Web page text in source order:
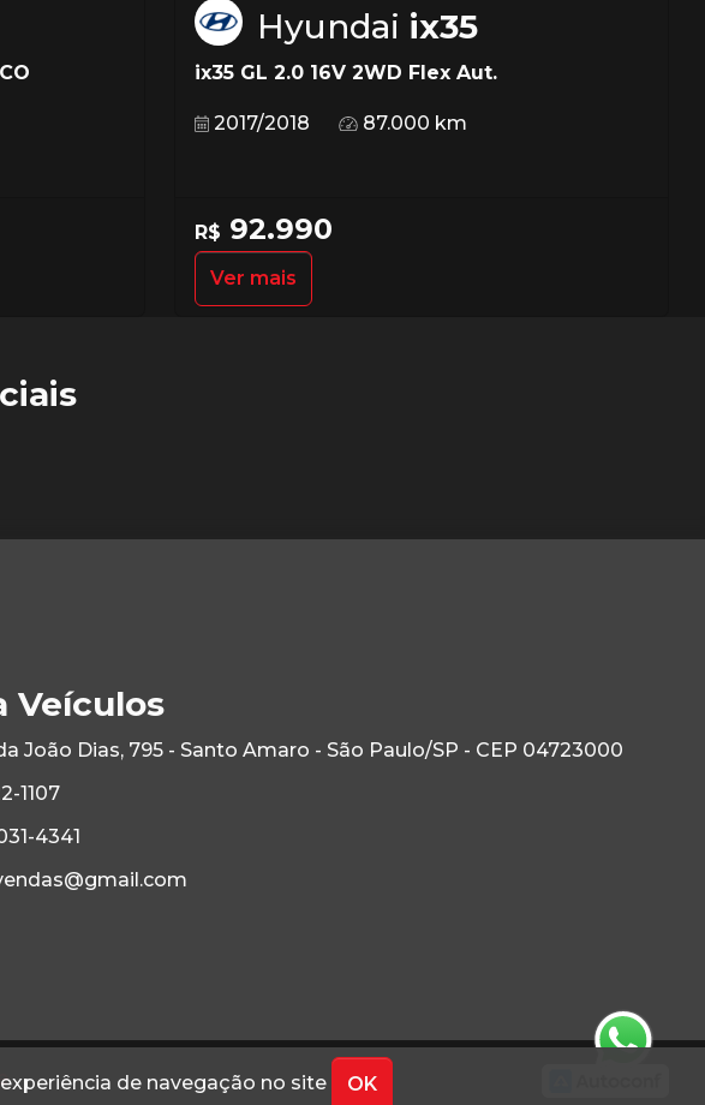
de navegação no site OK
Hyundai ix35
ix35 GL 2.0 16V 2WD Flex Aut.
2017/2018 87.000 km
R$ 92.990
Ver mais
Veículos
João Dias, 795 - Santo Amaro - São Paulo/SP - CEP 04723000
1107
4341